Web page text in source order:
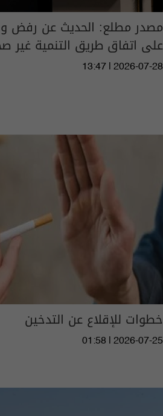
مصدر مطلع: الحديث عن رفض
على اتفاق طريق التنمية غير
13:47 | 2026-07-28
خطوات للإقلاع عن التدخين
01:58 | 2026-07-25